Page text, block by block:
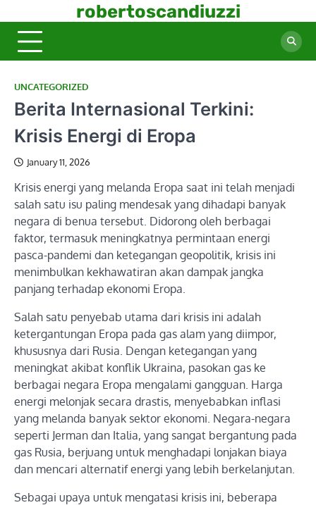
to
content
robertoscandiuzzi
UNCATEGORIZED
Berita Internasional Terkini:
Krisis Energi di Eropa
January 11, 2026
Krisis energi yang melanda Eropa saat ini telah menjadi
salah satu isu paling mendesak yang dihadapi banyak
negara di benua tersebut. Didorong oleh berbagai
faktor, termasuk meningkatnya permintaan energi
pasca-pandemi dan ketegangan geopolitik, krisis ini
menimbulkan kekhawatiran akan dampak jangka
panjang terhadap ekonomi Eropa.
Salah satu penyebab utama dari krisis ini adalah
ketergantungan Eropa pada gas alam yang diimpor,
khususnya dari Rusia. Dengan ketegangan yang
meningkat akibat konflik Ukraina, pasokan gas ke
berbagai negara Eropa mengalami gangguan. Harga
energi melonjak secara drastis, menyebabkan inflasi
yang melanda banyak sektor ekonomi. Negara-negara
seperti Jerman dan Italia, yang sangat bergantung pada
gas Rusia, berjuang untuk menghadapi lonjakan biaya
dan mencari alternatif energi yang lebih berkelanjutan.
Sebagai upaya untuk mengatasi krisis ini, beberapa